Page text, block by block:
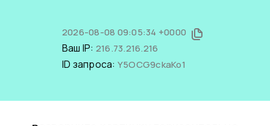
2026-08-08 09:05:34 +0000
Ваш IP: 216.73.216.216
ID запроса: Y5OCG9ckaKo1